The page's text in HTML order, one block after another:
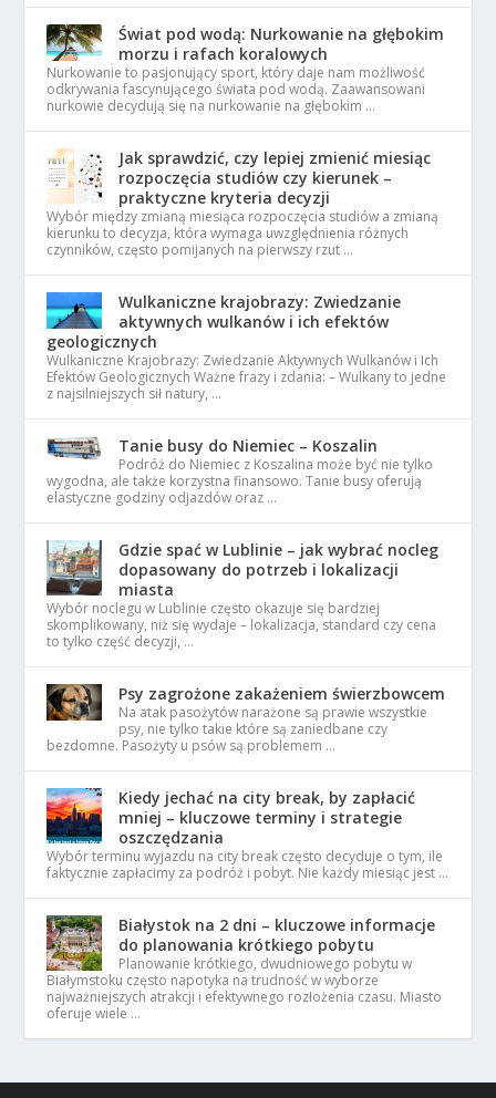
Świat pod wodą: Nurkowanie na głębokim
morzu i rafach koralowych
Nurkowanie to pasjonujący sport, który daje nam możliwość
odkrywania fascynującego świata pod wodą. Zaawansowani
nurkowie decydują się na nurkowanie na głębokim …
Jak sprawdzić, czy lepiej zmienić miesiąc
rozpoczęcia studiów czy kierunek –
praktyczne kryteria decyzji
Wybór między zmianą miesiąca rozpoczęcia studiów a zmianą
kierunku to decyzja, która wymaga uwzględnienia różnych
czynników, często pomijanych na pierwszy rzut …
Wulkaniczne krajobrazy: Zwiedzanie
aktywnych wulkanów i ich efektów
geologicznych
Wulkaniczne Krajobrazy: Zwiedzanie Aktywnych Wulkanów i Ich
Efektów Geologicznych Ważne frazy i zdania: – Wulkany to jedne
z najsilniejszych sił natury, …
Tanie busy do Niemiec – Koszalin
Podróż do Niemiec z Koszalina może być nie tylko
wygodna, ale także korzystna finansowo. Tanie busy oferują
elastyczne godziny odjazdów oraz …
Gdzie spać w Lublinie – jak wybrać nocleg
dopasowany do potrzeb i lokalizacji
miasta
Wybór noclegu w Lublinie często okazuje się bardziej
skomplikowany, niż się wydaje – lokalizacja, standard czy cena
to tylko część decyzji, …
Psy zagrożone zakażeniem świerzbowcem
Na atak pasożytów narażone są prawie wszystkie
psy, nie tylko takie które są zaniedbane czy
bezdomne. Pasożyty u psów są problemem …
Kiedy jechać na city break, by zapłacić
mniej – kluczowe terminy i strategie
oszczędzania
Wybór terminu wyjazdu na city break często decyduje o tym, ile
faktycznie zapłacimy za podróż i pobyt. Nie każdy miesiąc jest …
Białystok na 2 dni – kluczowe informacje
do planowania krótkiego pobytu
Planowanie krótkiego, dwudniowego pobytu w
Białymstoku często napotyka na trudność w wyborze
najważniejszych atrakcji i efektywnego rozłożenia czasu. Miasto
oferuje wiele …